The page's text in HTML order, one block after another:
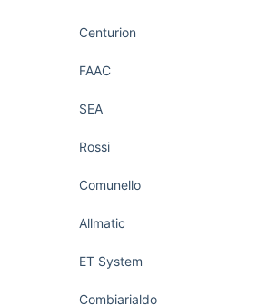
Centurion
FAAC
SEA
Rossi
Comunello
Allmatic
ET System
Combiarialdo